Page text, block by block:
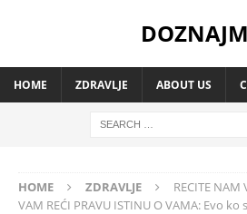
HOME ZDRAVLJE ABOUT US
HOME ZDRAVLJE
RECITE NAM
VAM REĆI PRAVU ISTINU O VAMA: Evo